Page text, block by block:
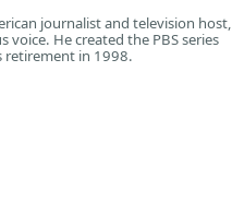
journalist and television host,
He created the PBS series
retirement in 1998.